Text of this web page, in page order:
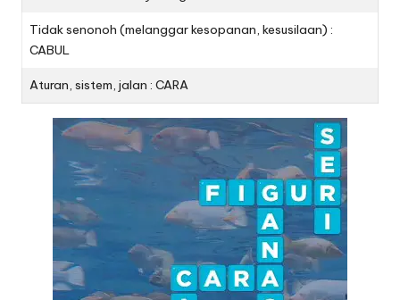
Tidak senonoh (melanggar kesopanan, kesusilaan) :
CABUL
Aturan, sistem, jalan : CARA